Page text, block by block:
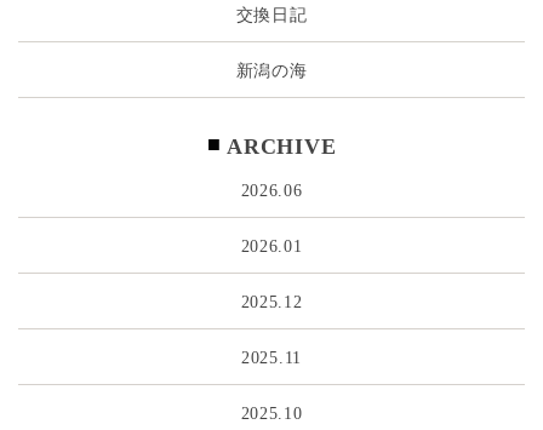
交換日記
新潟の海
ARCHIVE
2026.06
2026.01
2025.12
2025.11
2025.10